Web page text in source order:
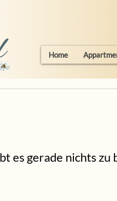
Home
es gerade nichts zu